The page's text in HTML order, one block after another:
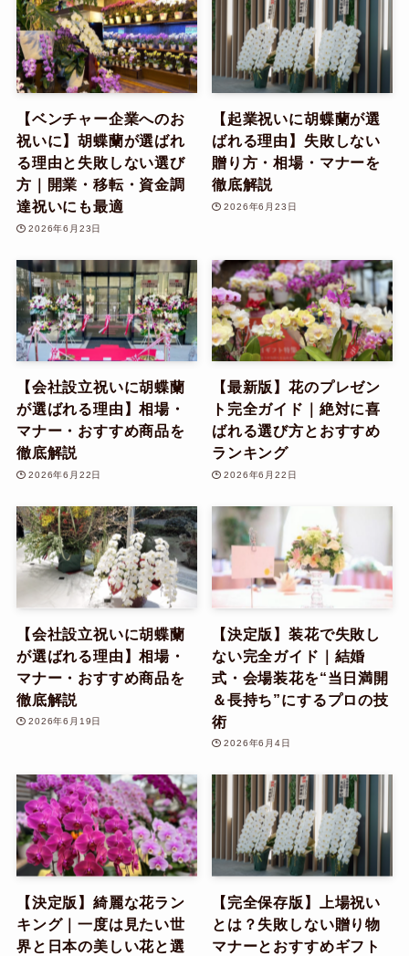
【ベンチャー企業へのお
祝いに】胡蝶蘭が選ばれ
る理由と失敗しない選び
方｜開業・移転・資金調
達祝いにも最適
2026年6月23日
【起業祝いに胡蝶蘭が選
ばれる理由】失敗しない
贈り方・相場・マナーを
徹底解説
2026年6月23日
【会社設立祝いに胡蝶蘭
が選ばれる理由】相場・
マナー・おすすめ商品を
徹底解説
2026年6月22日
【最新版】花のプレゼン
ト完全ガイド｜絶対に喜
ばれる選び方とおすすめ
ランキング
2026年6月22日
【会社設立祝いに胡蝶蘭
が選ばれる理由】相場・
マナー・おすすめ商品を
徹底解説
2026年6月19日
【決定版】装花で失敗し
ない完全ガイド｜結婚
式・会場装花を“当日満開
＆長持ち”にするプロの技
術
2026年6月4日
【決定版】綺麗な花ラン
キング｜一度は見たい世
界と日本の美しい花と選
【完全保存版】上場祝い
とは？失敗しない贈り物
マナーとおすすめギフト